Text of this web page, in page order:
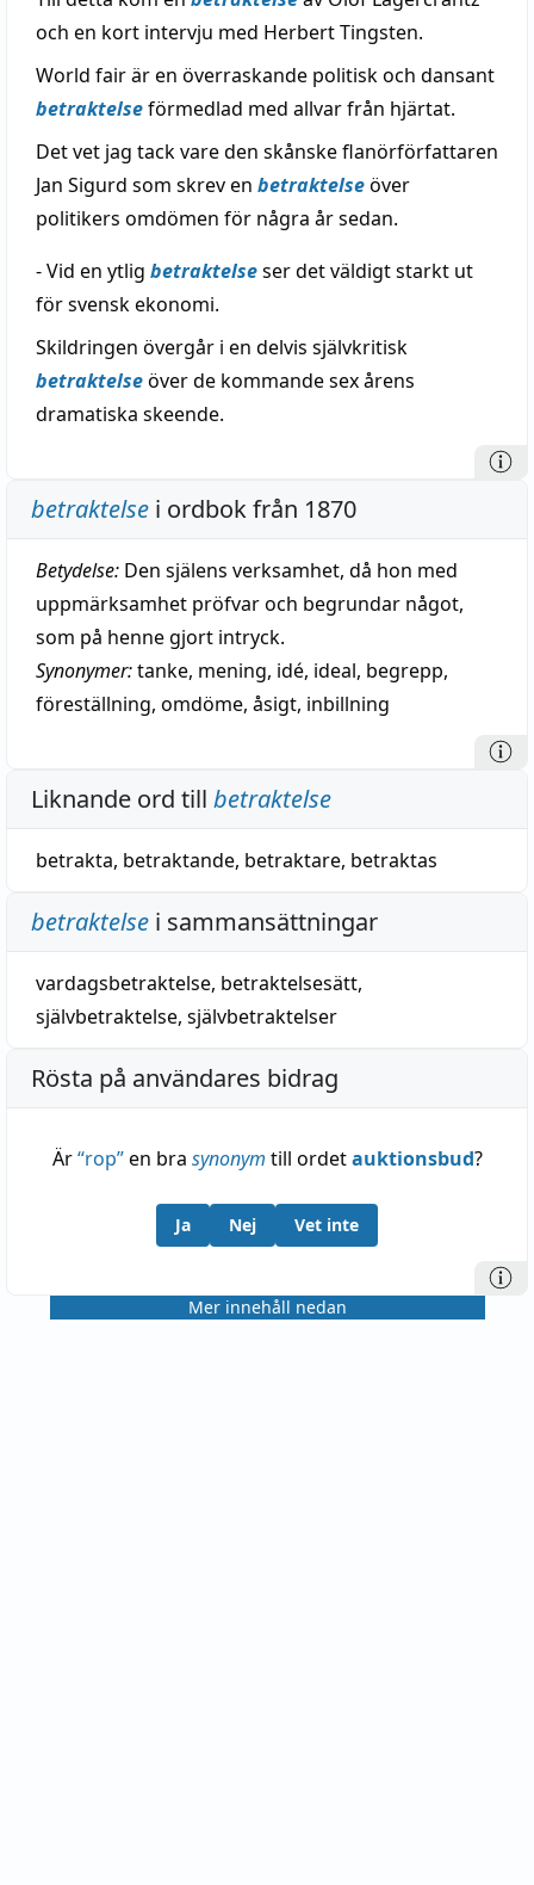
och en kort intervju med Herbert Tingsten.
World fair är en överraskande politisk och dansant
betraktelseförmedlad med allvar från hjärtat.
Det vet jag tack vare den skånske flanörförfattaren
Jan Sigurd som skrev en betraktelseöver
politikers omdömen för några år sedan.
- Vid en ytlig betraktelseser det väldigt starkt ut
för svensk ekonomi.
Skildringen övergår i en delvis självkritisk
betraktelseöver de kommande sex årens
dramatiska skeende.
betraktelse i ordbok från 1870
Betydelse: Den själens verksamhet, då hon med
uppmärksamhet pröfvar och begrundar något,
som på henne gjort intryck.
Synonymer:tanke, mening, idé, ideal, begrepp,
föreställning, omdöme, åsigt, inbillning
Liknande ord till betraktelse
betrakta, betraktande, betraktare, betraktas
betraktelse i sammansättningar
vardagsbetraktelse, betraktelsesätt,
självbetraktelse, självbetraktelser
Rösta på användares bidrag
Är“rop”en bra synonym till ordetauktionsbud?
Ja Nej Vet inte
Mer innehåll nedan